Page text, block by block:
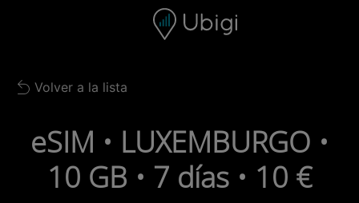
Barra de navegación
Back to list
Volver a la lista
eSIM • LUXEMBURGO •
10 GB • 7 días • 10 €